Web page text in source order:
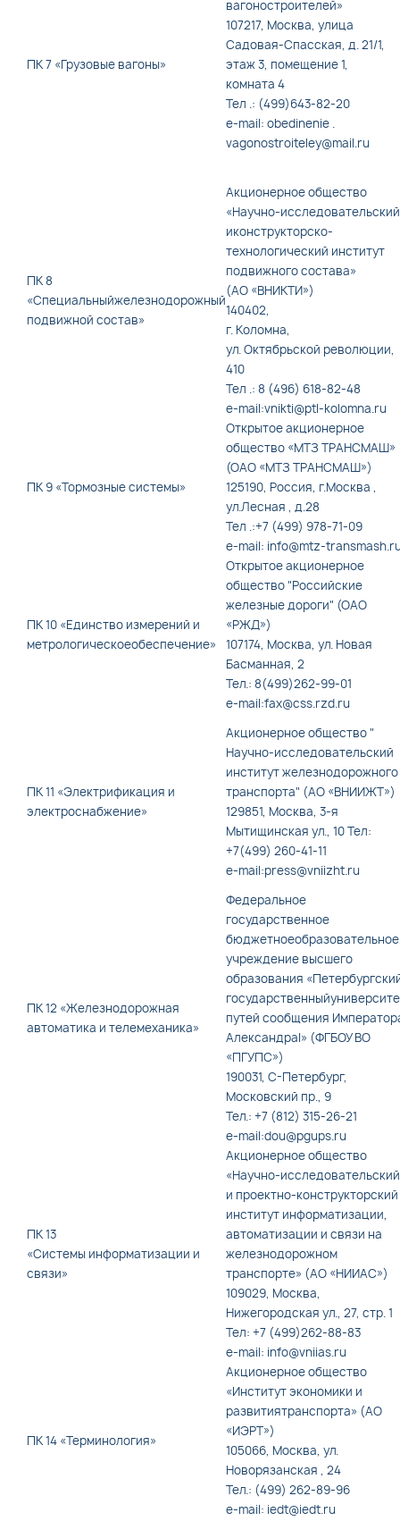
ПК 7 «Грузовые вагоны»
вагоностроителей»
107217, Москва, улица
Садовая-Спасская, д. 21/1,
этаж 3, помещение 1,
комната 4
Тел .: (499)643-82-20
e-mail: obedinenie .
vagonostroiteley@mail.ru
ПК 8
«Специальныйжелезнодорожный
подвижной состав»
Акционерное общество
«Научно-исследовательский
иконструкторско-
технологический институт
подвижного состава»
(АО «ВНИКТИ»)
140402,
г. Коломна,
ул. Октябрьской революции,
410
Тел .: 8 (496) 618-82-48
e-mail:vnikti@ptl-kolomna.ru
ПК 9 «Тормозные системы»
Открытое акционерное
общество «МТЗ ТРАНСМАШ»
(ОАО «МТЗ ТРАНСМАШ»)
125190, Россия, г.Москва ,
ул.Лесная , д.28
Тел .:+7 (499) 978-71-09
e-mail: info@mtz-
ПК 10 «Единство измерений и
метрологическоеобеспечение»
Открытое акционерное
общество "Российские
железные дороги" (ОАО
«РЖД»)
107174, Москва, ул. Новая
Басманная, 2
Тел.: 8(499)262-99-01
e-mail:fax@css.rzd.ru
ПК 11 «Электрификация и
электроснабжение»
Акционерное общество "
Научно-исследовательский
институт железнодорожного
транспорта" (АО «ВНИИЖТ»)
129851, Москва, 3-я
Мытищинская ул., 10 Тел:
+7(499) 260-41-11
e-mail:press@vniizht.ru
ПК 12 «Железнодорожная
автоматика и телемеханика»
Федеральное
государственное
бюджетноеобразовательное
учреждение высшего
образования
путей сообщения
АлександраI» (ФГБОУ ВО
«ПГУПС»)
190031, С-Петербург,
Московский пр., 9
Тел.: +7 (812) 315-26-21
e-mail:dou@pgups.ru
ПК 13
«Системы информатизации и
связи»
Акционерное общество
«Научно-исследовательский
и проектно-конструкторский
институт информатизации,
автоматизации и связи на
железнодорожном
транспорте» (АО «НИИАС»)
109029, Москва,
Нижегородская ул., 27, стр. 1
Тел: +7 (499)262-88-83
e-mail: info@vniias.ru
ПК 14 «Терминология»
Акционерное общество
«Институт экономики и
развитиятранспорта» (АО
«ИЭРТ»)
105066, Москва, ул.
Новорязанская , 24
Тел.: (499) 262-89-96
e-mail: iedt@iedt.ru